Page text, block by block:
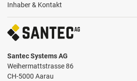
Inhaber & Kontakt
Santec Systems AG
Weihermattstrasse 86
CH-5000 Aarau